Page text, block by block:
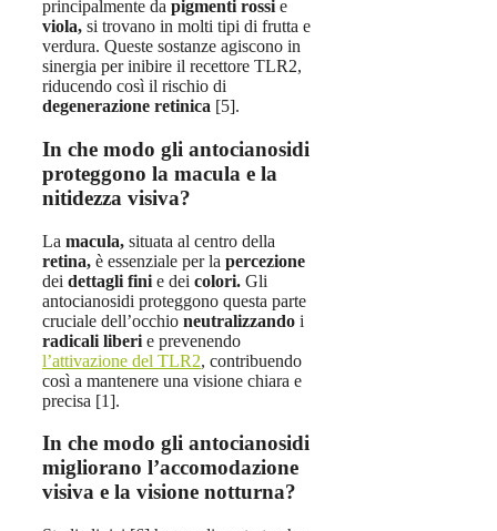
principalmente da pigmenti rossi e
viola, si trovano in molti tipi di frutta e
verdura. Queste sostanze agiscono in
sinergia per inibire il recettore TLR2,
riducendo così il rischio di
degenerazione retinica [5].
In che modo gli antocianosidi
proteggono la macula e la
nitidezza visiva?
La macula, situata al centro della
retina, è essenziale per la percezione
dei dettagli fini e dei colori. Gli
antocianosidi proteggono questa parte
cruciale dell’occhio neutralizzando i
radicali liberi e prevenendo
l’attivazione del TLR2, contribuendo
così a mantenere una visione chiara e
precisa [1].
In che modo gli antocianosidi
migliorano l’accomodazione
visiva e la visione notturna?